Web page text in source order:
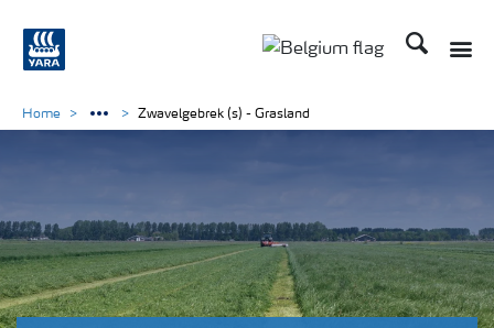
Zoek op
Home Zwavelgebrek (s) - Grasland